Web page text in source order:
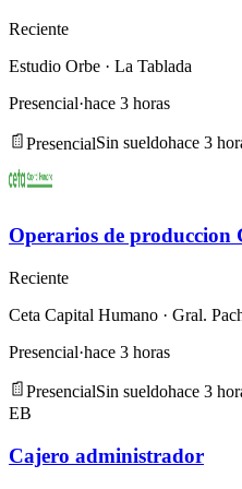
Reciente
Estudio Orbe · La Tablada
Presencial·hace 3 horas
PresencialSin sueldohace 3
Operarios de produccion
Reciente
Ceta Capital Humano · Gral.
Presencial·hace 3 horas
PresencialSin sueldohace 3
EB
Cajero administrador